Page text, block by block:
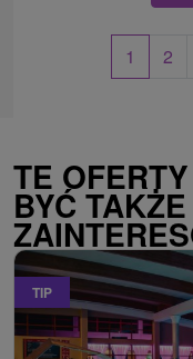
1 2
TE
BYĆ TAKŻE
TIP